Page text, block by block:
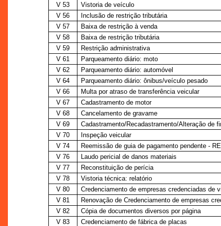
V 53
Vistoria de veículo
V 56
Inclusão de restrição tributária
V 57
Baixa de restrição à venda
V 58
Baixa de restrição tributária
V 59
Restrição administrativa
V 61
Parqueamento diário: moto
V 62
Parqueamento diário: automóvel
V 64
Parqueamento diário: ônibus/veículo pesado
V 66
Multa por atraso de transferência veicular
V 67
Cadastramento de motor
V 68
Cancelamento de gravame
V 69
Cadastramento/Recadastramento/Alteração de
V 70
Inspeção veicular
V 74
Reemissão de guia de pagamento pendente -
V 76
Laudo pericial de danos materiais
V 77
Reconstituição de perícia
V 78
Vistoria técnica: relatório
V 80
Credenciamento de empresas credenciadas de
V 81
Renovação de Credenciamento de empresas
V 82
Cópia de documentos diversos por página
V 83
Credenciamento de fábrica de placas